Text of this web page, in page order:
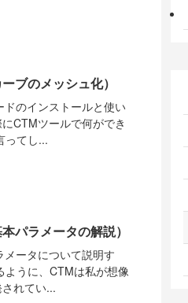
ブのメッシュ化）
のインストールと使い
CTMツールで何ができ
ってし...
パラメータの解説）
ータについて説明す
ように、CTMは私が想像
れてい...